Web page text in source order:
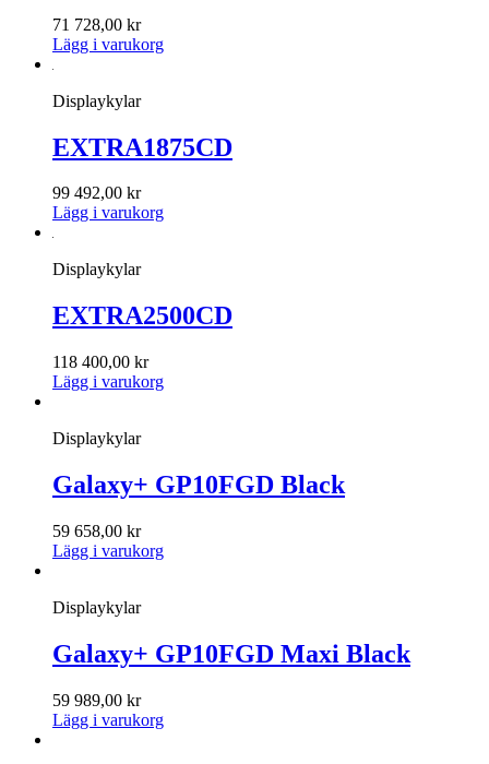
71 728,00 kr
Lägg i varukorg
Displaykylar
EXTRA1875CD
99 492,00 kr
Lägg i varukorg
Displaykylar
EXTRA2500CD
118 400,00 kr
Lägg i varukorg
Displaykylar
Galaxy+ GP10FGD Black
59 658,00 kr
Lägg i varukorg
Displaykylar
Galaxy+ GP10FGD Maxi Black
59 989,00 kr
Lägg i varukorg